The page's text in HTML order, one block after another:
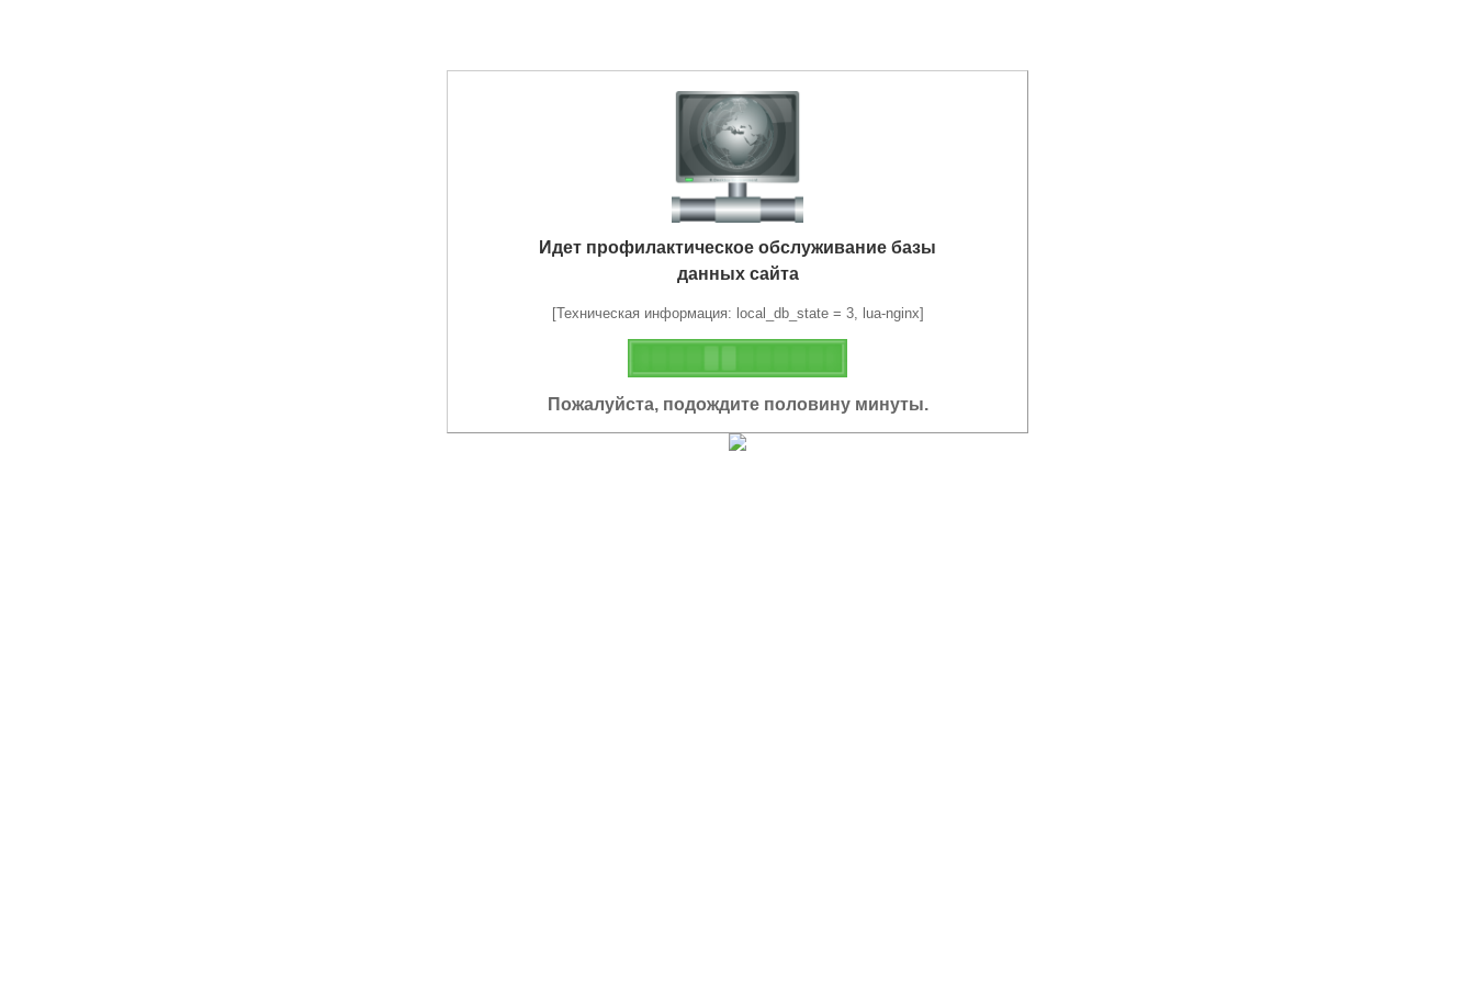
Идет профилактическое обслуживание базы
данных сайта
[Техническая информация: local_db_state = 3, lua-nginx]
Пожалуйста, подождите половину минуты.